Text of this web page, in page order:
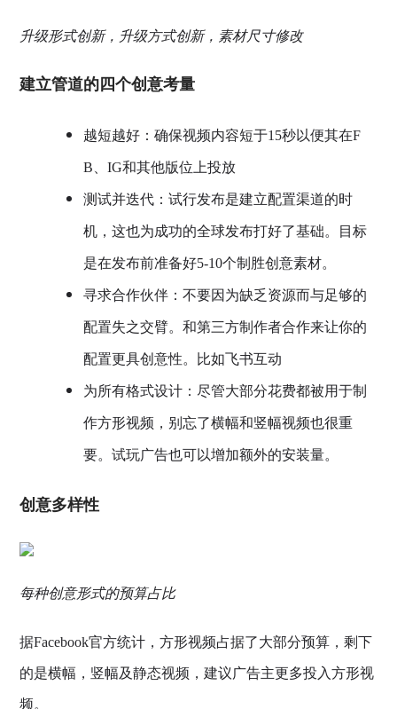
升级形式创新，升级方式创新，素材尺寸修改
建立管道的四个创意考量
越短越好：确保视频内容短于15秒以便其在F
B、IG和其他版位上投放
测试并迭代：试行发布是建立配置渠道的时
机，这也为成功的全球发布打好了基础。目标
是在发布前准备好5-10个制胜创意素材。
寻求合作伙伴：不要因为缺乏资源而与足够的
配置失之交臂。和第三方制作者合作来让你的
配置更具创意性。比如飞书互动
为所有格式设计：尽管大部分花费都被用于制
作方形视频，别忘了横幅和竖幅视频也很重
要。试玩广告也可以增加额外的安装量。
创意多样性
每种创意形式的预算占比
据Facebook官方统计，方形视频占据了大部分预算，剩下
的是横幅，竖幅及静态视频，建议广告主更多投入方形视
频。